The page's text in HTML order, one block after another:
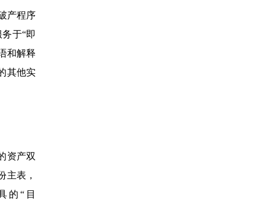
产程序
于“即
和解释
其他实
资产双
主表，
的“目